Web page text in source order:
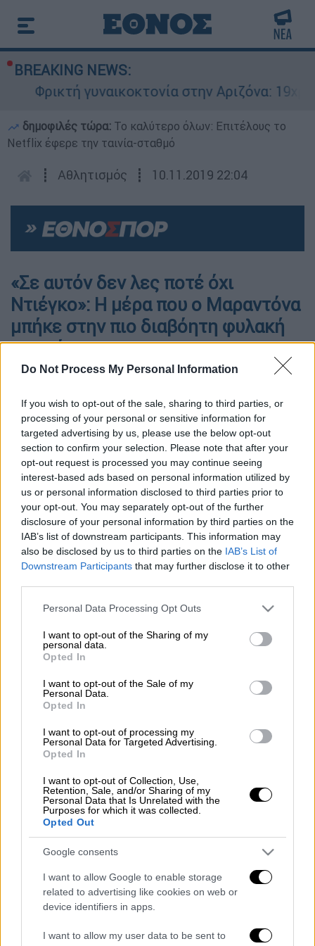
Do Not Process My Personal Information
If you wish to opt-out of the sale, sharing to third parties, or
processing of your personal or sensitive information for
targeted advertising by us, please use the below opt-out
section to confirm your selection. Please note that after your
opt-out request is processed you may continue seeing
interest-based ads based on personal information utilized by
us or personal information disclosed to third parties prior to
your opt-out. You may separately opt-out of the further
disclosure of your personal information by third parties on the
IAB’s list of downstream participants. This information may
also be disclosed by us to third parties on the IAB’s List of
Downstream Participants that may further disclose it to other
Please note that this website/app uses one or more Google
not limited to your visit or usage behaviour. You may click to
grant or deny consent to Google and its third-party tags to
use your data for below specified purposes in below Google
consent section.
Personal Data Processing Opt Outs
I want to opt-out of the Sharing of my
personal data.
Opted In
I want to opt-out of the Sale of my
Personal Data.
Opted In
I want to opt-out of processing my
Personal Data for Targeted Advertising.
Opted In
I want to opt-out of Collection, Use,
Retention, Sale, and/or Sharing of my
Personal Data that Is Unrelated with the
Purposes for which it was collected.
Opted Out
Google consents
I want to allow Google to enable storage
related to advertising like cookies on web or
device identifiers in apps.
I want to allow my user data to be sent to
BREAKING NEWS:
Φρικτή γυναικοκτονία στην Αριζόνα:
δημοφιλές τώρα: Το καλύτερο όλων: Επιτέλους το
Netflix έφερε την ταινία-σταθμό
┋ Αθλητισμός ┋ 10.11.2019 22:04
«Σε αυτόν δεν λες ποτέ όχι
Ντιέγκο»: Η μέρα που ο Μαραντόνα
μπήκε στην πιο διαβόητη φυλακή
του κόσμου
Όταν ο μεγαλύτερος Νονός της κοκαΐνης γνώρισε τον
Προσθέστε το ΕΘΝΟΣ στη Google
Oι φυλακές «Catedral» στο Μεντεγίν
επικίνδυνο άνθρωπο του κόσμου.
Όχι, δεν είχε καταδικαστεί. Ούτε καν
συλληφθεί...
Διαβάστε περισσότερα στο
Διαβάστε ακόμη
αντεπίθεση του ΠΑΣΟΚ από την κοινωνία
έως τη ΔΕΘ
Η παγίδα του Ορμούζ για τον Τραμπ και το
επικίνδυνο στοίχημα της Τεχεράνης - Ποιος
θα λυγίσει πρώτος
Συναγερμός και σήμερα: Στο «κόκκινο»